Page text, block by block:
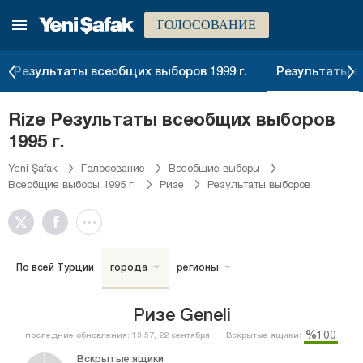
ГОЛОСОВАНИЕ
Результаты всеобщих выборов 1999 г. Результаты
Rize Результаты всеобщих выборов
1995 г.
Yeni Şafak Голосование
Всеобщие выборы
Всеобщие выборы 1995 г.
Ризе Результаты выборов
По всей Турции города регионы
Ризе Geneli
последние обновления: 13:57, 22 сентября Вскрытые ящики: %100
Вскрытые ящики